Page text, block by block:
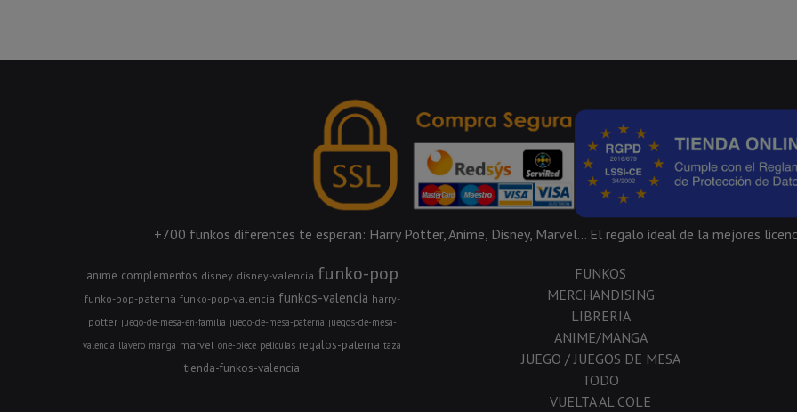
+700 funkos diferentes te esperan: Harry Potter, Anime, Disney, Marvel... El regalo ideal de la mejores
anime complementos disney disney-valencia funko-pop
funko-pop-paterna funko-pop-valencia funkos-valencia harry-
potter juego-de-mesa-en-familia juego-de-mesa-paterna juegos-de-mesa-
valencia llavero manga marvel one-piece peliculas regalos-paterna taza
tienda-funkos-valencia
FUNKOS
MERCHANDISING
LIBRERIA
ANIME/MANGA
JUEGO / JUEGOS DE MESA
TODO
VUELTA AL COLE